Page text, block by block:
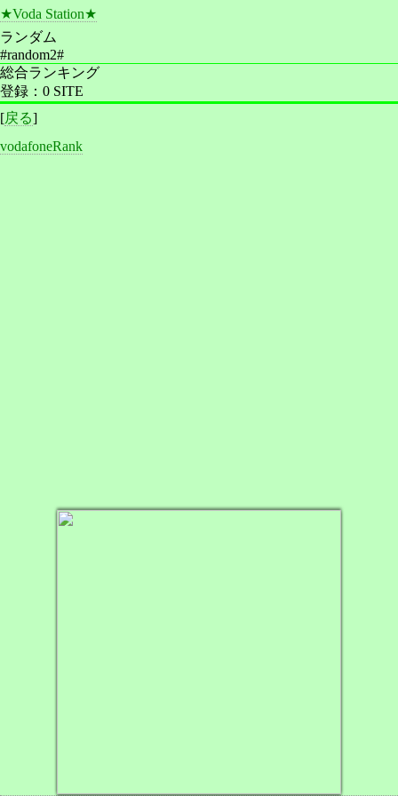
★Voda Station★
ランダム
#random2#
総合ランキング
登録：0 SITE
[戻る]
vodafoneRank